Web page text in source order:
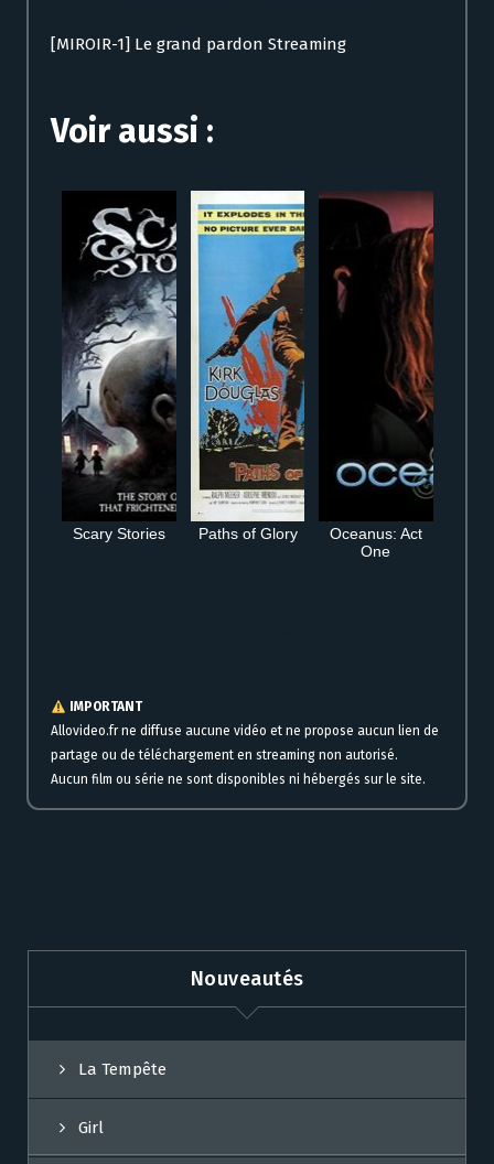
[MIROIR-1] Le grand pardon Streaming
Voir aussi :
Scary Stories Paths of Glory
Oceanus: Act
One
IMPORTANT
Allovideo.fr ne diffuse aucune vidéo et ne propose aucun lien de
partage ou de téléchargement en streaming non autorisé.
Aucun film ou série ne sont disponibles ni hébergés sur le site.
Nouveautés
La Tempête
Girl